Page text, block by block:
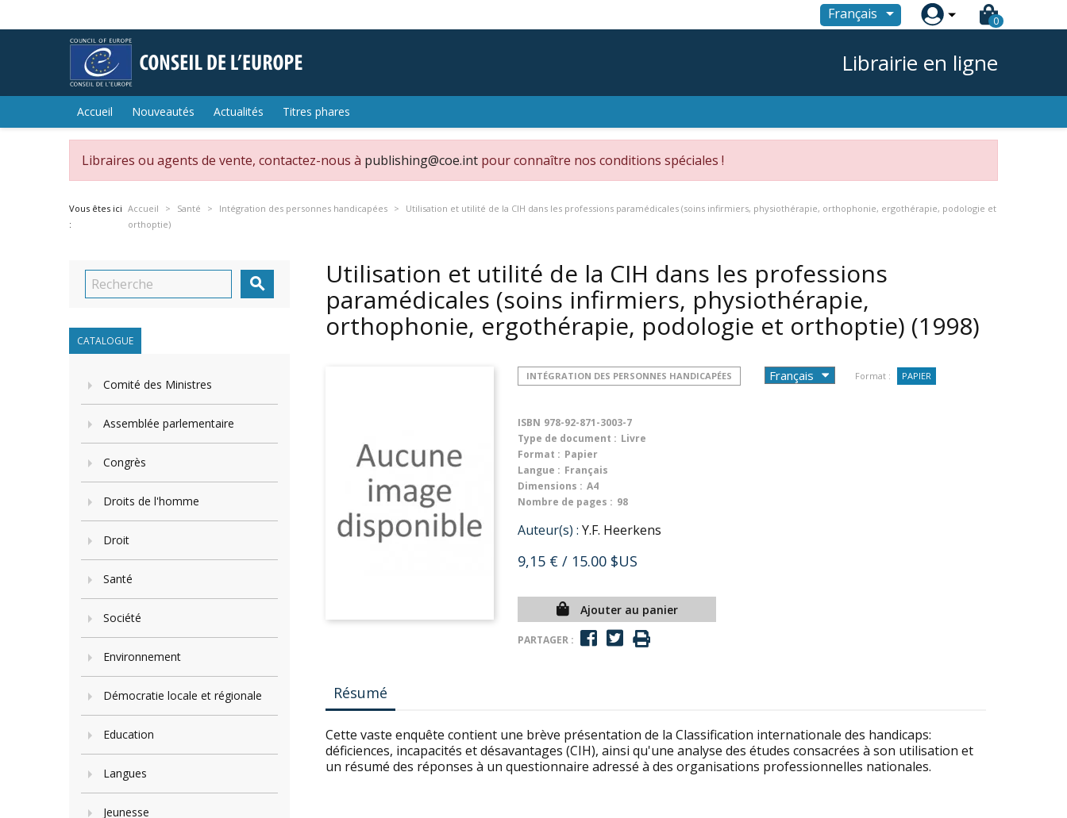
Français  0
Librairie en ligne
Accueil Nouveautés Actualités Titres phares
Libraires ou agents de vente, contactez-nous à publishing@coe.int pour connaître nos conditions spéciales !
Vous êtes ici
:
Accueil Santé Intégration des personnes handicapées
Utilisation et utilité de la CIH dans les professions paramédicales (soins infirmiers, physiothérapie, orthophonie, ergothérapie, podologie et
orthoptie)

CATALOGUE
Comité des Ministres
Assemblée parlementaire
Congrès
Droits de l'homme
Droit
Santé
Société
Environnement
Démocratie locale et régionale
Education
Langues
Jeunesse
Utilisation et utilité de la CIH dans les professions
paramédicales (soins infirmiers, physiothérapie,
orthophonie, ergothérapie, podologie et orthoptie) (1998)
INTÉGRATION DES PERSONNES HANDICAPÉES Format : PAPIER
ISBN 978-92-871-3003-7
Type de document : Livre
Format : Papier
Langue : Français
Dimensions : A4
Nombre de pages : 98
Auteur(s) : Y.F. Heerkens
9,15 € / 15.00 $US
Ajouter au panier
PARTAGER :
Résumé
Cette vaste enquête contient une brève présentation de la Classification internationale des handicaps:
déficiences, incapacités et désavantages (CIH), ainsi qu'une analyse des études consacrées à son utilisation et
un résumé des réponses à un questionnaire adressé à des organisations professionnelles nationales.